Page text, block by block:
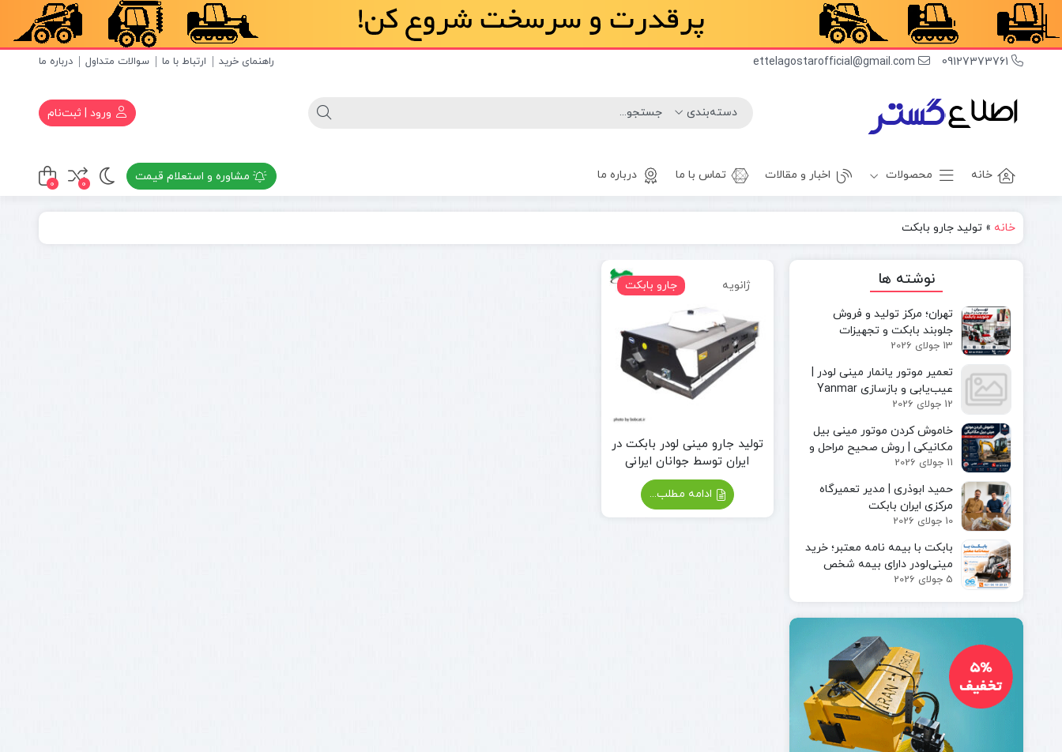
راهنمای خرید ارتباط با ما سوالات متداول درباره ما 09127373761
ettelagostarofficial@gmail.com
ورود | ثبت‌نام
خانه محصولات
مکانیکی
مینی بیل
مکانیکی
بابکت
بابکت
فوریوز
بابکت
دراج
رفسنجان
غلطک
جلوبند چاله
کن
پیکور یا
شاخک
لیفتراک
کاتر یا
آسفالت بر
کمپکتور
اخبار و مقالات تماس با ما درباره ما مشاوره و استعلام قیمت 0
0
خانه » تولید جارو بابکت
جارو بابکت ژانویه
تولید جارو مینی لودر بابکت در
ایران توسط جوانان ایرانی
ادامه مطلب...
نوشته ها
تهران؛ مرکز تولید و فروش
جلوبند بابکت و تجهیزات
مینی‌لودر در ایران
13 جولای 2026
تعمیر موتور یانمار مینی لودر |
عیب‌یابی و بازسازی Yanmar
Engine
12 جولای 2026
خاموش کردن موتور مینی بیل
مکانیکی | روش صحیح مراحل و
ایمن توقف دستگاه
11 جولای 2026
حمید ابوذری | مدیر تعمیرگاه
مرکزی ایران بابکت
10 جولای 2026
بابکت با بیمه‌ نامه معتبر؛ خرید
مینی‌لودر دارای بیمه شخص
ثالث و بیمه بدنه ماشین‌آلات
5 جولای 2026